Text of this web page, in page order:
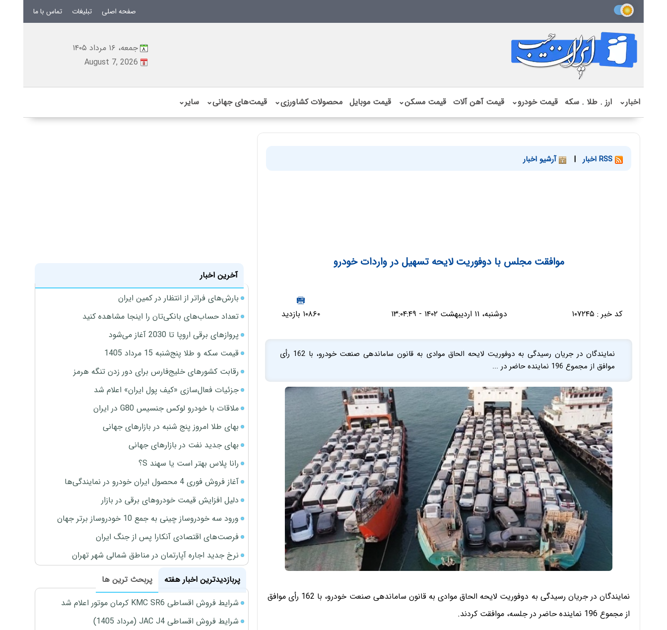
صفحه اصلی تبلیغات تماس با ما
جمعه، ۱۶ مرداد ۱۴۰۵
August 7, 2026
اخبار⌄ ارز . طلا . سکه قیمت خودرو⌄ قیمت آهن آلات قیمت مسکن⌄ قیمت موبایل محصولات کشاورزی⌄ قیمت‌های جهانی⌄ سایر⌄
| آرشیو اخبار
موافقت مجلس با دوفوریت لایحه تسهیل در واردات خودرو
کد خبر : ۱۰۷۲۴۵ دوشنبه، ۱۱ اردیبهشت ۱۴۰۲ - ۱۳:۰۴:۴۹ ۱۰۸۶۰ بازدید
نمایندگان در جریان رسیدگی به دوفوریت لایحه الحاق موادی به قانون ساماندهی صنعت خودرو، با 162 رأی
موافق از مجموع 196 نماینده حاضر در ...
نمایندگان در جریان رسیدگی به دوفوریت لایحه الحاق موادی به قانون ساماندهی صنعت خودرو، با 162 رأی موافق
از مجموع 196 نماینده حاضر در جلسه، موافقت کردند.
آخرین اخبار
بارش‌های فراتر از انتظار در کمین ایران
تعداد حساب‌های بانکی‌تان را اینجا مشاهده کنید
پروازهای برقی اروپا تا 2030 آغاز می‌شود
قیمت سکه و طلا پنج‌شنبه 15 مرداد 1405
رقابت کشورهای خلیج‌فارس برای دور زدن تنگه هرمز
جزئیات فعال‌سازی «کیف پول ایران» اعلام شد
ملاقات با خودرو لوکس جنسیس G80 در ایران
بهای طلا امروز پنج شنبه در بازارهای جهانی
بهای جدید نفت در بازارهای جهانی
رانا پلاس بهتر است یا سهند S؟
آغاز فروش فوری 4 محصول ایران خودرو در نمایندگی‌ها
دلیل افزایش قیمت خودروهای برقی در بازار
ورود سه خودروساز چینی به جمع 10 خودروساز برتر جهان
فرصت‌های اقتصادی آنکارا پس از جنگ ایران
نرخ جدید اجاره آپارتمان در مناطق شمالی شهر تهران
پربازدیدترین اخبار هفته
پربحث ترین ها
شرایط فروش اقساطی KMC SR6 کرمان موتور اعلام شد
شرایط فروش اقساطی JAC J4 (مرداد 1405)